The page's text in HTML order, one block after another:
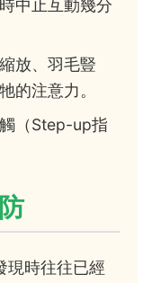
中止互動幾分
放、羽毛豎
的注意力。
（Step-up指
現時往往已經